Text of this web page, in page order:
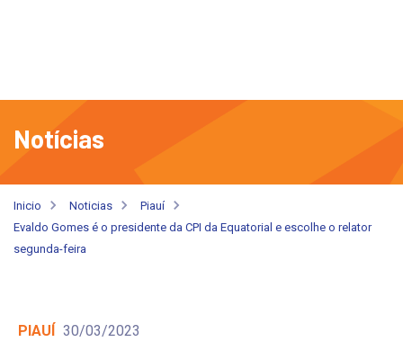
Notícias
Inicio Noticias
Piauí
Evaldo Gomes é o presidente da CPI da Equatorial e escolhe o relator
segunda-feira
PIAUÍ 30/03/2023